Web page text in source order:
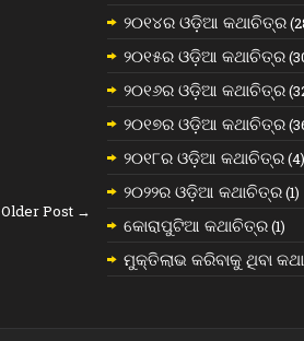
Older Post →
୨୦୧୪ର ଓଡ଼ିଆ କଥାଚିତ୍ର
୨୦୧୫ର ଓଡ଼ିଆ କଥାଚିତ୍ର
୨୦୧୬ର ଓଡ଼ିଆ କଥାଚିତ୍ର
୨୦୧୭ର ଓଡ଼ିଆ କଥାଚିତ୍ର
୨୦୧୮ର ଓଡ଼ିଆ କଥାଚିତ୍ର(4)
୨୦୨୨ର ଓଡ଼ିଆ କଥାଚିତ୍ର(1)
କୋରାପୁଟିଆ କଥାଚିତ୍ର(1)
ମୁକ୍ତିଲାଭ କରିବାକୁ ଥିବା